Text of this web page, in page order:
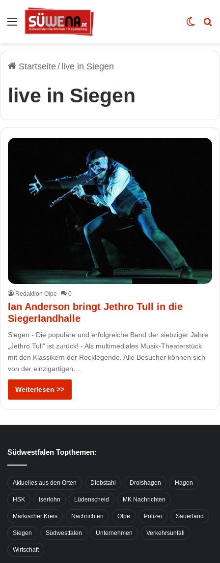
Auswahl Skin
Startseite/ live in Siegen
live in Siegen
Redaktion Olpe 0
Ian Anderson bringt Jethro Tull in die
Siegerlandhalle
Siegen - Die populäre und erfolgreiche Band der siebziger Jahre
„Jethro Tull“ ist zurück! - Als multimediales Musik-Theaterstück
mit den Klassikern der Rocklegende. Alle Besucher können sich
von der einzigartigen…
Weiterlesen >>
Südwestfalen Topthemen:
Aktuelles aus den Orten Diebstahl Drolshagen Hagen
HSK Iserlohn Lüdenscheid MK Nachrichten
Märkischer Kreis Nachrichten Olpe Polizei Sauerland
Siegen Südwestfalen Unternehmen Verkehrsunfall
Wirtschaft